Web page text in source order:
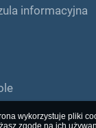
wykorzystuje pliki
zgodę na ich
informacyjna